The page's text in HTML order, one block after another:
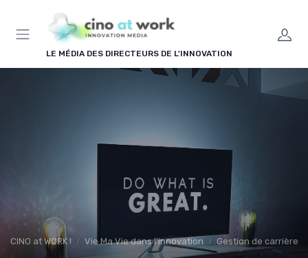
LE MÉDIA DES DIRECTEURS DE L'INNOVATION
CINO at WORK ! Vie Ma Vie dans l'innovation Gestion de carrière